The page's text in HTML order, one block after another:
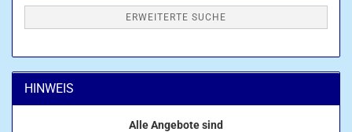
ERWEITERTE SUCHE
HINWEIS
Alle Angebote sind